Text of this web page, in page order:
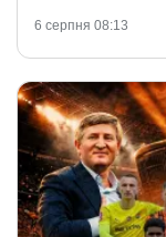
6 серпня 08:13